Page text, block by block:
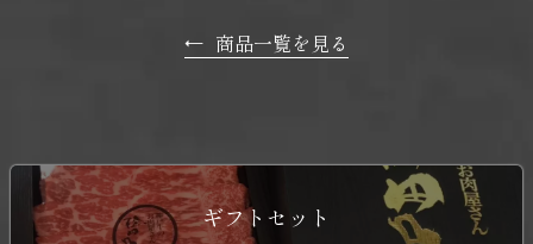
← 商品一覧を見る
ギフトセット